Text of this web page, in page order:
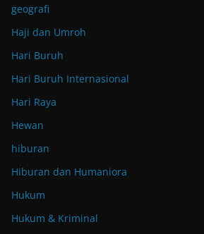
geografi
Haji dan Umroh
Hari Buruh
Hari Buruh Internasional
Hari Raya
Hewan
hiburan
Hiburan dan Humaniora
Hukum
Hukum & Kriminal